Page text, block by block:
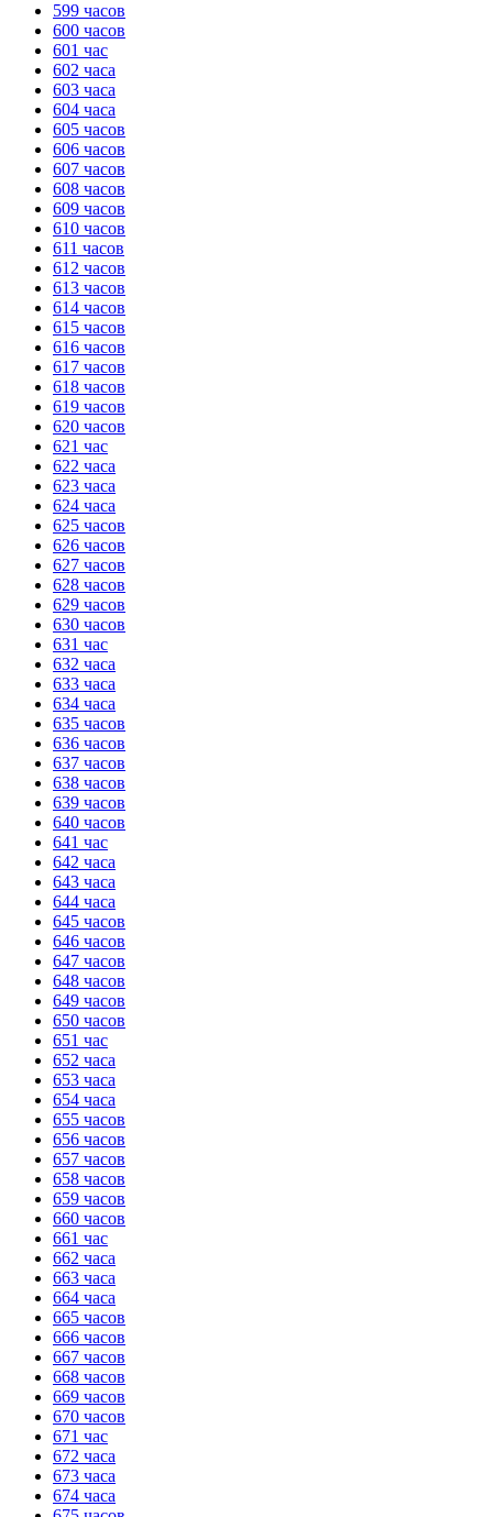
HANDY TIMERS
599 часов
600 часов
601 час
602 часа
603 часа
604 часа
605 часов
606 часов
607 часов
608 часов
609 часов
610 часов
611 часов
612 часов
613 часов
614 часов
615 часов
616 часов
617 часов
618 часов
619 часов
620 часов
621 час
622 часа
623 часа
624 часа
625 часов
626 часов
627 часов
628 часов
629 часов
630 часов
631 час
632 часа
633 часа
634 часа
635 часов
636 часов
637 часов
638 часов
639 часов
640 часов
641 час
642 часа
643 часа
644 часа
645 часов
646 часов
647 часов
648 часов
649 часов
650 часов
651 час
652 часа
653 часа
654 часа
655 часов
656 часов
657 часов
658 часов
659 часов
660 часов
661 час
662 часа
663 часа
664 часа
665 часов
666 часов
667 часов
668 часов
669 часов
670 часов
671 час
672 часа
673 часа
674 часа